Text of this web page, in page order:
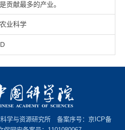
贡献最多的产业。
业科学
学与资源研究所 备案序号： 京ICP备